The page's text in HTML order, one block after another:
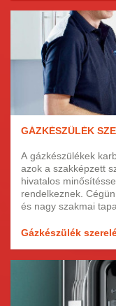
lehetőségét.
GÁZKÉSZÜLÉK
A gázkészülékek
azok a szakképzett
hivatalos
rendelkeznek.
és nagy szakmai
minden
Gázkészülék